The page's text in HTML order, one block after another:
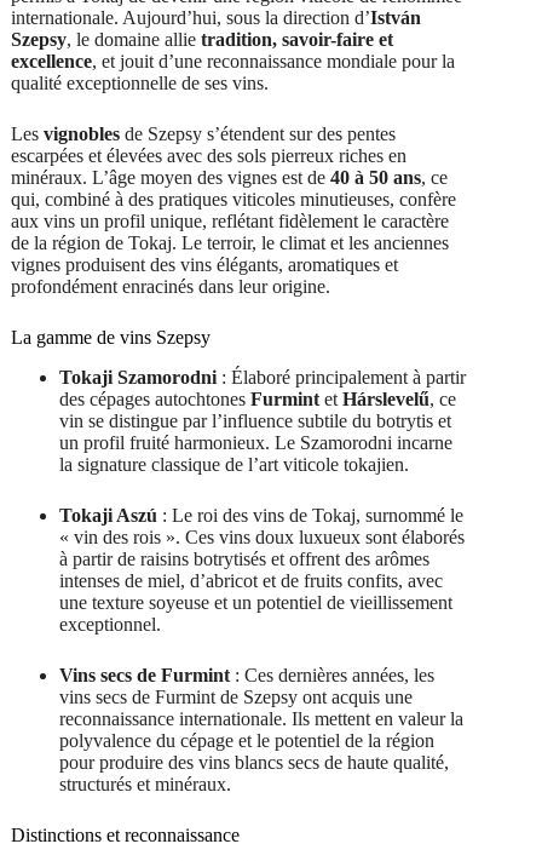
internationale. Aujourd’hui, sous la direction d’István
Szepsy, le domaine allie tradition, savoir-faire et
excellence, et jouit d’une reconnaissance mondiale pour la
qualité exceptionnelle de ses vins.
Les vignoblesde Szepsy s’étendent sur des pentes
escarpées et élevées avec des sols pierreux riches en
minéraux. L’âge moyen des vignes est de 40 à 50 ans, ce
qui, combiné à des pratiques viticoles minutieuses, confère
aux vins un profil unique, reflétant fidèlement le caractère
de la région de Tokaj. Le terroir, le climat et les anciennes
vignes produisent des vins élégants, aromatiques et
profondément enracinés dans leur origine.
La gamme de vins Szepsy
Tokaji Szamorodni: Élaboré principalement à partir
des cépages autochtones Furmintet Hárslevelű, ce
vin se distingue par l’influence subtile du botrytis et
un profil fruité harmonieux. Le Szamorodni incarne
la signature classique de l’art viticole tokajien.
Tokaji Aszú : Le roi des vins de Tokaj, surnommé le
« vin des rois ». Ces vins doux luxueux sont élaborés
à partir de raisins botrytisés et offrent des arômes
intenses de miel, d’abricot et de fruits confits, avec
une texture soyeuse et un potentiel de vieillissement
exceptionnel.
Vins secs de Furmint: Ces dernières années, les
vins secs de Furmint de Szepsy ont acquis une
reconnaissance internationale. Ils mettent en valeur la
polyvalence du cépage et le potentiel de la région
pour produire des vins blancs secs de haute qualité,
structurés et minéraux.
Distinctions et reconnaissance